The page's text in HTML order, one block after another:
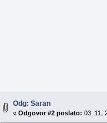
Odg: Saran
« Odgovor #2 poslato: 03, 11,